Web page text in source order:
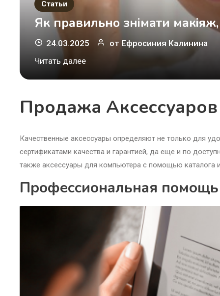
Статьи
Як правильно знімати
24.03.2025 от Ефросиния Калинина
Читать далее
Продажа
Качественные аксессуары определяют не только для
сертификатами качества и гарантией, да еще и по
также аксессуары для компьютера с помощью
Профессиональная